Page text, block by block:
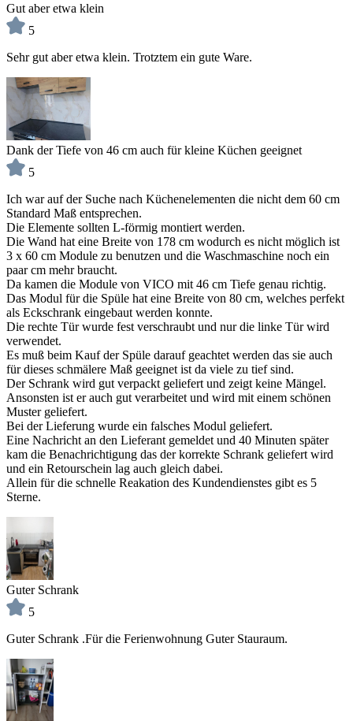
Gut aber etwa klein
5
Sehr gut aber etwa klein. Trotztem ein gute Ware.
Dank der Tiefe von 46 cm auch für kleine Küchen geeignet
5
Ich war auf der Suche nach Küchenelementen die nicht dem 60 cm
Standard Maß entsprechen.
Die Elemente sollten L-förmig montiert werden.
Die Wand hat eine Breite von 178 cm wodurch es nicht möglich ist
3 x 60 cm Module zu benutzen und die Waschmaschine noch ein
paar cm mehr braucht.
Da kamen die Module von VICO mit 46 cm Tiefe genau richtig.
Das Modul für die Spüle hat eine Breite von 80 cm, welches perfekt
als Eckschrank eingebaut werden konnte.
Die rechte Tür wurde fest verschraubt und nur die linke Tür wird
verwendet.
Es muß beim Kauf der Spüle darauf geachtet werden das sie auch
für dieses schmälere Maß geeignet ist da viele zu tief sind.
Der Schrank wird gut verpackt geliefert und zeigt keine Mängel.
Ansonsten ist er auch gut verarbeitet und wird mit einem schönen
Muster geliefert.
Bei der Lieferung wurde ein falsches Modul geliefert.
Eine Nachricht an den Lieferant gemeldet und 40 Minuten später
kam die Benachrichtigung das der korrekte Schrank geliefert wird
und ein Retourschein lag auch gleich dabei.
Allein für die schnelle Reakation des Kundendienstes gibt es 5
Sterne.
Guter Schrank
5
Guter Schrank .Für die Ferienwohnung Guter Stauraum.